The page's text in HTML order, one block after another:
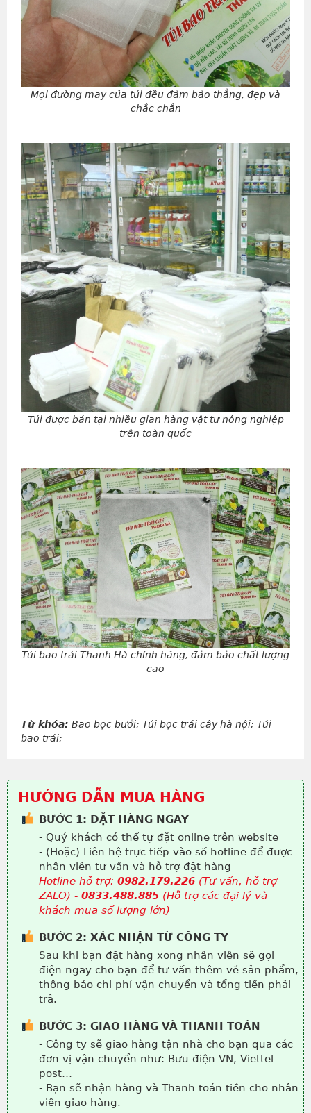
Mọi đường may của túi đều đảm bảo thẳng, đẹp và
chắc chắn
Túi được bán tại nhiều gian hàng vật tư nông nghiệp
trên toàn quốc
Túi bao trái Thanh Hà chính hãng, đảm bảo chất lượng
cao
Từ khóa: Bao bọc bưởi; Túi bọc trái cây hà nội; Túi
bao trái;
HƯỚNG DẪN MUA HÀNG
BƯỚC 1: ĐẶT HÀNG NGAY
- Quý khách có thể tự đặt online trên website
- (Hoặc) Liên hệ trực tiếp vào số hotline để được
nhân viên tư vấn và hỗ trợ đặt hàng
Hotline hỗ trợ: 0982.179.226 (Tư vấn, hỗ trợ
ZALO) - 0833.488.885 (Hỗ trợ các đại lý và
khách mua số lượng lớn)
BƯỚC 2: XÁC NHẬN TỪ CÔNG TY
Sau khi bạn đặt hàng xong nhân viên sẽ gọi
điện ngay cho bạn để tư vấn thêm về sản phẩm,
thông báo chi phí vận chuyển và tổng tiền phải
trả.
BƯỚC 3: GIAO HÀNG VÀ THANH TOÁN
- Công ty sẽ giao hàng tận nhà cho bạn qua các
đơn vị vận chuyển như: Bưu điện VN, Viettel
post…
- Bạn sẽ nhận hàng và Thanh toán tiền cho nhân
viên giao hàng.